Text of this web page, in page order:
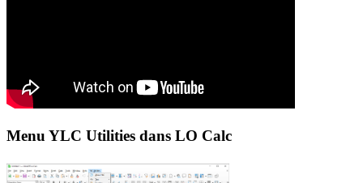
Menu YLC Utilities dans LO Calc